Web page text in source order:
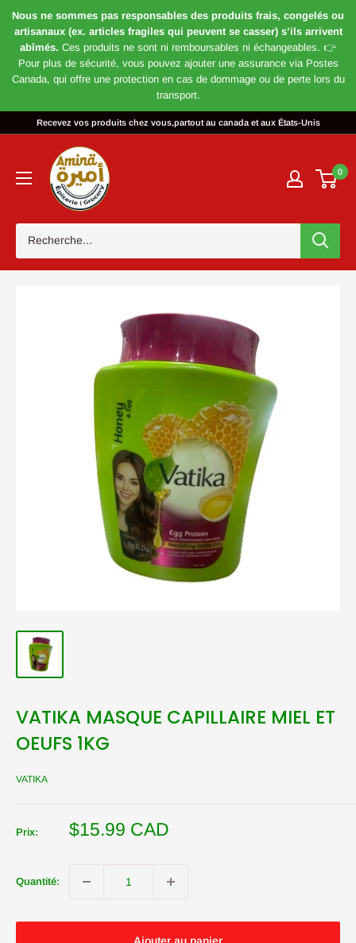
Nous ne sommes pas responsables des produits frais, congelés ou
artisanaux (ex. articles fragiles qui peuvent se casser) s’ils arrivent
abîmés. Ces produits ne sont ni remboursables ni échangeables. 👉
Pour plus de sécurité, vous pouvez ajouter une assurance via Postes
Canada, qui offre une protection en cas de dommage ou de perte lors du
transport.
Recevez vos produits chez vous,partout au canada et aux États-Unis
Magasin
Amira
0
VATIKA MASQUE CAPILLAIRE MIEL ET
OEUFS 1KG
VATIKA
Prix:
Prix
$15.99 CAD
Quantité:
Ajouter au panier